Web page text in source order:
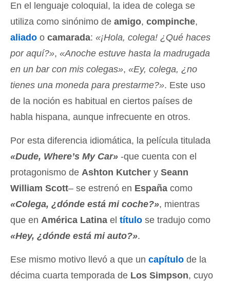
En el lenguaje coloquial, la idea de colega se
utiliza como sinónimo de amigo, compinche,
aliado o camarada: «¡Hola, colega! ¿Qué haces
por aquí?», «Anoche estuve hasta la madrugada
en un bar con mis colegas», «Ey, colega, ¿no
tienes una moneda para prestarme?». Este uso
de la noción es habitual en ciertos países de
habla hispana, aunque infrecuente en otros.
Por esta diferencia idiomática, la película titulada
«Dude, Where’s My Car» -que cuenta con el
protagonismo de Ashton Kutcher y Seann
William Scott– se estrenó en España como
«Colega, ¿dónde está mi coche?», mientras
que en América Latina el título se tradujo como
«Hey, ¿dónde está mi auto?».
Ese mismo motivo llevó a que un capítulo de la
décima cuarta temporada de Los Simpson, cuyo